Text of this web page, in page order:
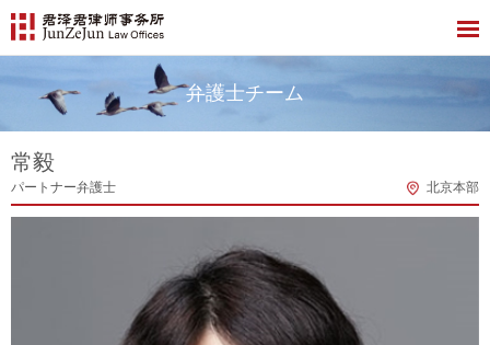
弁護士チーム
常毅
パートナー弁護士 北京本部